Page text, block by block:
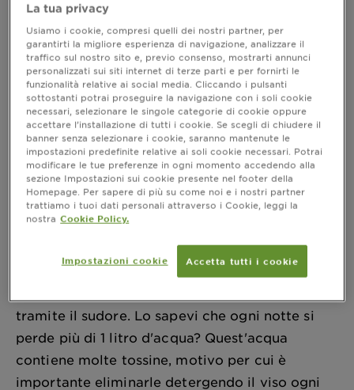
Domande Più
Frequenti - Garnier
Home FAQ Acqua Micellare
Perchè è importante detergersi il viso al
mattino?
La nostra pelle ha un attività intensa durante la
notte, la notte è il momento in cui la pelle si
tramite il sudore. Lo sapevi che ogni notte si
perde più di 1 litro d'acqua? Quest'acqua
contiene molte tossine, motivo per cui è
importante eliminarle detergendo il viso ogni
La tua privacy
Usiamo i cookie, compresi quelli dei nostri partner, per
garantirti la migliore esperienza di navigazione, analizzare il
traffico sul nostro sito e, previo consenso, mostrarti annunci
personalizzati sui siti internet di terze parti e per fornirti le
funzionalità relative ai social media. Cliccando i pulsanti
sottostanti potrai proseguire la navigazione con i soli cookie
necessari, selezionare le singole categorie di cookie oppure
accettare l’installazione di tutti i cookie. Se scegli di chiudere il
banner senza selezionare i cookie, saranno mantenute le
impostazioni predefinite relative ai soli cookie necessari. Potrai
modificare le tue preferenze in ogni momento accedendo alla
sezione Impostazioni sui cookie presente nel footer della
Homepage. Per sapere di più su come noi e i nostri partner
trattiamo i tuoi dati personali attraverso i Cookie, leggi la
nostra Cookie Policy.
Impostazioni cookie Accetta tutti i cookie